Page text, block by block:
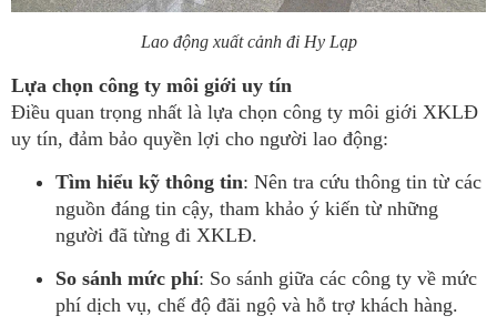
Lao động xuất cảnh đi Hy Lạp
Lựa chọn công ty môi giới uy tín
Điều quan trọng nhất là lựa chọn công ty môi giới XKLĐ
uy tín, đảm bảo quyền lợi cho người lao động:
Tìm hiểu kỹ thông tin: Nên tra cứu thông tin từ các
nguồn đáng tin cậy, tham khảo ý kiến từ những
người đã từng đi XKLĐ.
So sánh mức phí: So sánh giữa các công ty về mức
phí dịch vụ, chế độ đãi ngộ và hỗ trợ khách hàng.